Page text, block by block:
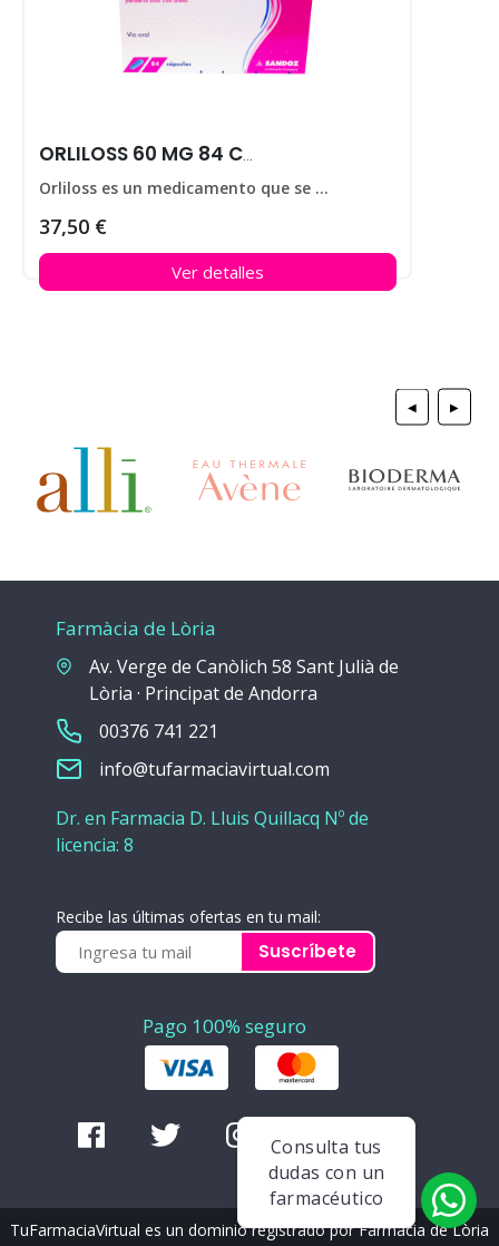
Consulta tus
dudas con un
farmacéutico
ORLILOSS 60 MG 84 CAPS
Orliloss es un medicamento que se utiliza para ayudar a perder peso en personas que padecen obesidad.
37,50 €
Ver detalles
◀ ▶
Farmàcia de Lòria
Av. Verge de Canòlich 58 Sant Julià de
Lòria · Principat de Andorra
00376 741 221
info@tufarmaciavirtual.com
Dr. en Farmacia D. Lluis Quillacq Nº de
licencia: 8
Recibe las últimas ofertas en tu mail:
Suscríbete
Pago 100% seguro
TuFarmaciaVirtual es un dominio registrado por Farmàcia de Lòria